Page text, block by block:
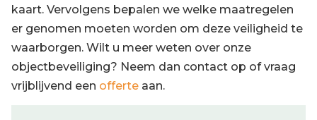
kaart. Vervolgens bepalen we welke maatregelen
er genomen moeten worden om deze veiligheid te
waarborgen. Wilt u meer weten over onze
objectbeveiliging? Neem dan contact op of vraag
vrijblijvend een offerte aan.